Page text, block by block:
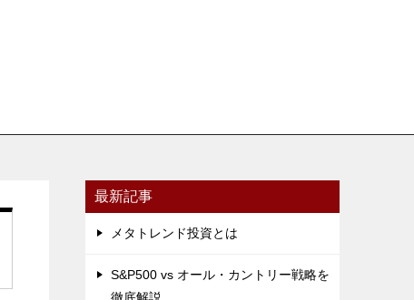
最新記事
メタトレンド投資とは
S&P500 vs オール・カントリー戦略を